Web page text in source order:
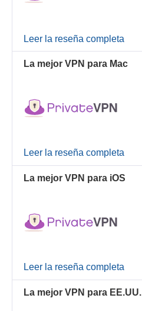
Leer la reseña completa
La mejor VPN para Mac
Leer la reseña completa
La mejor VPN para iOS
Leer la reseña completa
La mejor VPN para EE.UU.